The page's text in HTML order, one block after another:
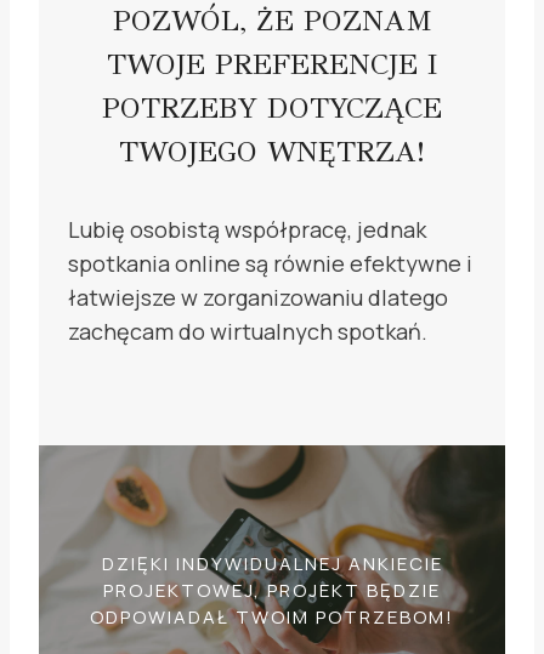
POZWÓL, ŻE POZNAM
TWOJE PREFERENCJE I
POTRZEBY DOTYCZĄCE
TWOJEGO WNĘTRZA!
Lubię osobistą współpracę, jednak
spotkania online są równie efektywne i
łatwiejsze w zorganizowaniu dlatego
zachęcam do wirtualnych spotkań.
DZIĘKI INDYWIDUALNEJ ANKIECIE
PROJEKTOWEJ, PROJEKT BĘDZIE
ODPOWIADAŁ TWOIM POTRZEBOM!